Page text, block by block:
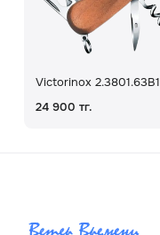
Victorinox 2.3801.63B1
24 900 тг.